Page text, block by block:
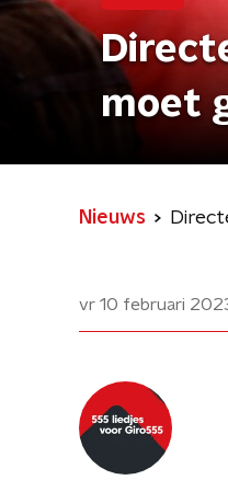
moet
Nieuws
vr 10 februari